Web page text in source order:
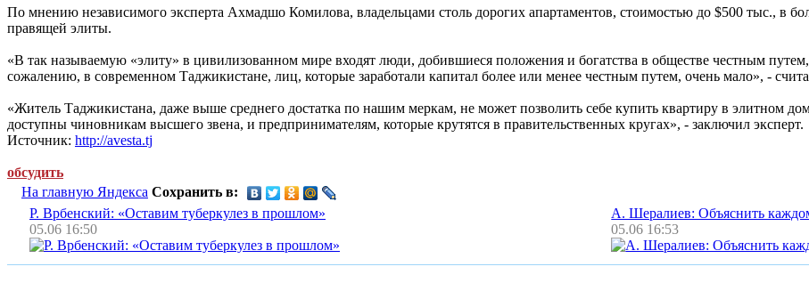
По мнению независимого эксперта Ахмадшо Комилова, владельцами столь дорогих апартаментов, стоимостью до $500 тыс., в
правящей элиты.
«В так называемую «элиту» в цивилизованном мире входят люди, добившиеся положения и богатства в обществе честным
сожалению, в современном Таджикистане, лиц, которые заработали капитал более или менее честным путем, очень мало», -
«Житель Таджикистана, даже выше среднего достатка по нашим меркам, не может позволить себе купить квартиру в элитном
доступны чиновникам высшего звена, и предпринимателям, которые крутятся в правительственных кругах», - заключил эксперт.
Источник: http://avesta.tj
обсудить
На главную Яндекса Сохранить в:
Р. Врбенский: «Оставим туберкулез в прошлом»
05.06 16:50
А. Шералиев: Объяснить
05.06 16:53